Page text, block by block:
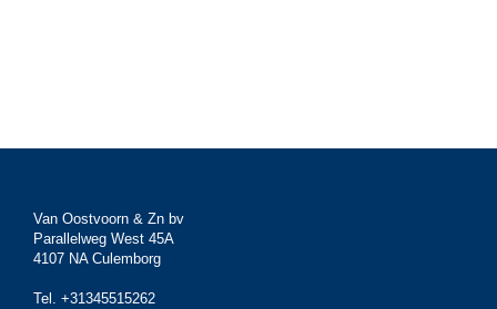
Van Oostvoorn & Zn bv
Parallelweg West 45A
4107 NA Culemborg
Tel. +31345515262